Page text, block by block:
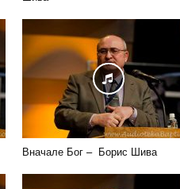
Вначале Бог – Борис Шива